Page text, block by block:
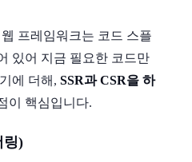
프레임워크는 코드 스플
있어 지금 필요한 코드만
에 더해, SSR과 CSR을 하
이 핵심입니다.
링)